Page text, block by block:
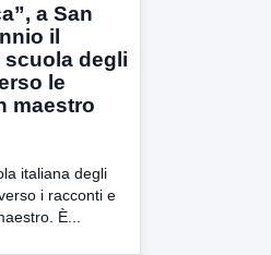
a San
il
degli
le
maestro
italiana degli
i racconti e
È...